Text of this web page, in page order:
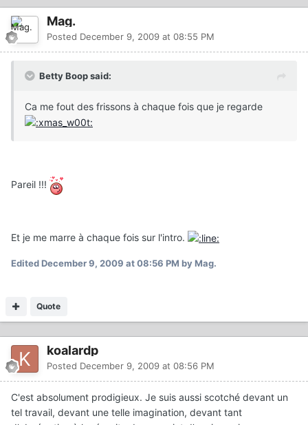
Mag.
Posted December 9, 2009 at 08:55 PM
Betty Boop said:
Ca me fout des frissons à chaque fois que je regarde
Pareil !!!
Et je me marre à chaque fois sur l'intro.
EditedDecember 9, 2009 at 08:56 PM by Mag.
Quote
koalardp
Posted December 9, 2009 at 08:56 PM
C'est absolument prodigieux. Je suis aussi scotché devant un
tel travail, devant une telle imagination, devant tant